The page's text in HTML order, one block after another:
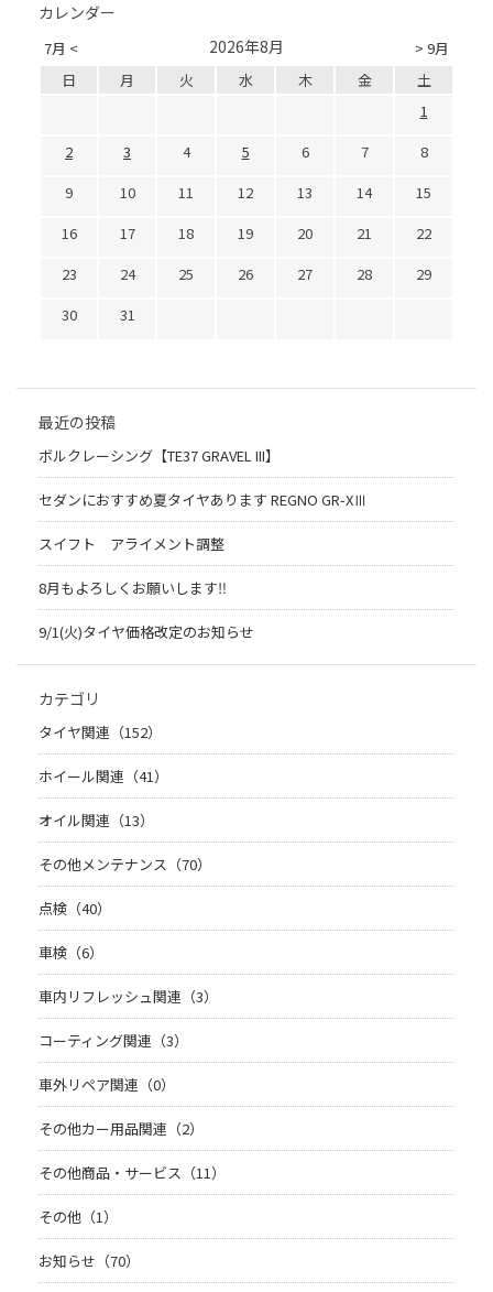
カレンダー
7月 < > 9月
2026年8月
日 月 火 水 木 金
土
1
2
3 4 5 6 7
8
9
10 11 12 13 14
15
16
17 18 19 20 21
22
23
24 25 26 27 28
29
30
31
最近の投稿
ボルクレーシング【TE37 GRAVEL III】
セダンにおすすめ夏タイヤあります REGNO GR-XⅢ
スイフト アライメント調整
8月もよろしくお願いします‼︎
9/1(火)タイヤ価格改定のお知らせ
カテゴリ
タイヤ関連（152）
ホイール関連（41）
オイル関連（13）
その他メンテナンス（70）
点検（40）
車検（6）
車内リフレッシュ関連（3）
コーティング関連（3）
車外リペア関連（0）
その他カー用品関連（2）
その他商品・サービス（11）
その他（1）
お知らせ（70）